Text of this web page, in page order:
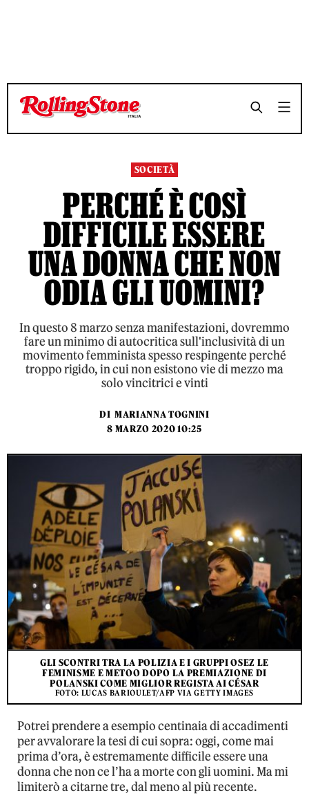
TEMPO DI LETTURA 9 MINUTI SHARE
TEMPO DI LETTURA 9 MINUTI SHARE
SOCIETÀ
PERCHÉ È COSÌ
DIFFICILE ESSERE
UNA DONNA CHE NON
ODIA GLI UOMINI?
In questo 8 marzo senza manifestazioni, dovremmo
fare un minimo di autocritica sull'inclusività di un
movimento femminista spesso respingente perché
troppo rigido, in cui non esistono vie di mezzo ma
solo vincitrici e vinti
DI MARIANNA TOGNINI
8 MARZO 2020 10:25
GLI SCONTRI TRA LA POLIZIA E I GRUPPI OSEZ LE
FEMINISME E METOO DOPO LA PREMIAZIONE DI
POLANSKI COME MIGLIOR REGISTA AI CÉSAR
FOTO: LUCAS BARIOULET/AFP VIA GETTY IMAGES
Potrei prendere a esempio centinaia di accadimenti
per avvalorare la tesi di cui sopra: oggi, come mai
prima d’ora, è estremamente difficile essere una
donna che non ce l’ha a morte con gli uomini. Ma mi
limiterò a citarne tre, dal meno al più recente.